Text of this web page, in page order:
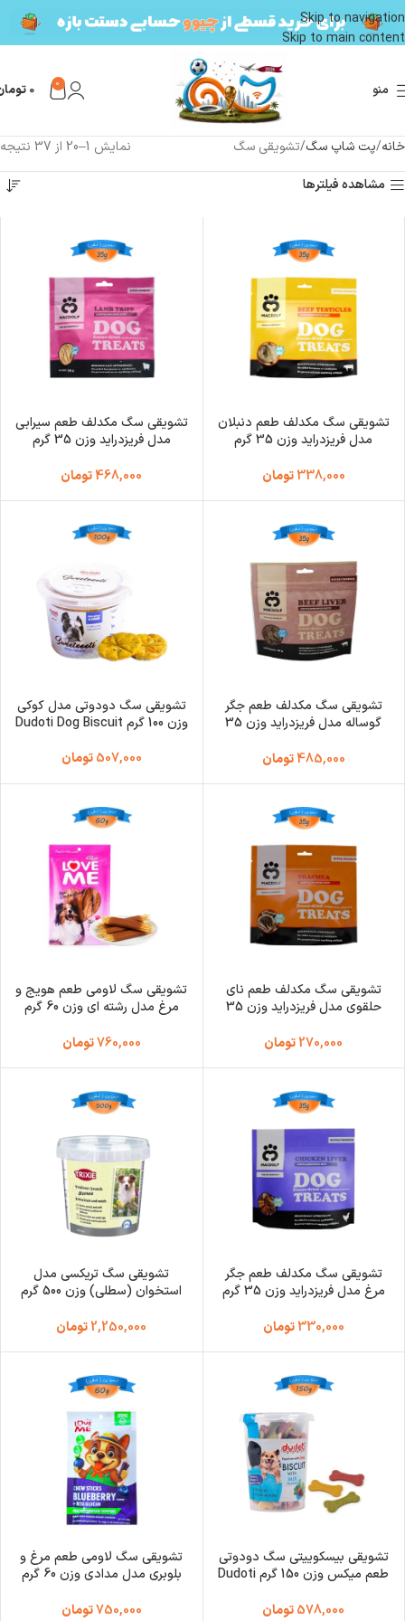
Skip to navigation
Skip to main content
منو 0
0
خانه پت شاپ سگ تشویقی سگ
نمایش 1–20 از 37 نتیجه
مشاهده فیلترها
تشویقی سگ مکدلف طعم دنبلان
مدل فریزدراید وزن 35 گرم
338,000 تومان
تشویقی سگ مکدلف طعم سیرابی
مدل فریزدراید وزن 35 گرم
468,000تومان
تشویقی سگ مکدلف طعم جگر
گوساله مدل فریزدراید وزن 35
485,000 تومان
تشویقی سگ دودوتی مدل کوکی
وزن 100 گرم Dudoti Dog Biscuit
507,000 تومان
تشویقی سگ مکدلف طعم نای
حلقوی مدل فریزدراید وزن 35
270,000تومان
تشویقی سگ لاومی طعم هویج و
مرغ مدل رشته ای وزن 60 گرم
760,000تومان
تشویقی سگ مکدلف طعم جگر
مرغ مدل فریزدراید وزن 35 گرم
330,000 تومان
تشویقی سگ تریکسی مدل
استخوان (سطلی) وزن 500 گرم
2,250,000تومان
تشویقی بیسکوییتی سگ دودوتی
طعم میکس وزن 150 گرم Dudoti
578,000تومان
تشویقی سگ لاومی طعم مرغ و
بلوبری مدل مدادی وزن 60 گرم
Blueberry
750,000تومان